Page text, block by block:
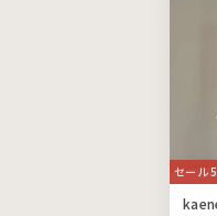
セール